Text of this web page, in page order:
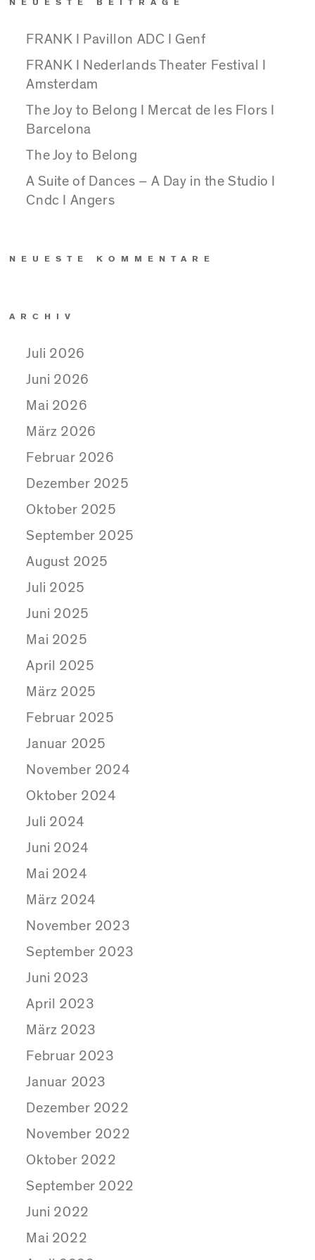
NEUESTE BEITRÄGE
FRANK I Pavillon ADC I Genf
FRANK I Nederlands Theater Festival I
Amsterdam
The Joy to Belong I Mercat de les Flors I
Barcelona
The Joy to Belong
A Suite of Dances – A Day in the Studio I
Cndc I Angers
NEUESTE KOMMENTARE
ARCHIV
Juli 2026
Juni 2026
Mai 2026
März 2026
Februar 2026
Dezember 2025
Oktober 2025
September 2025
August 2025
Juli 2025
Juni 2025
Mai 2025
April 2025
März 2025
Februar 2025
Januar 2025
November 2024
Oktober 2024
Juli 2024
Juni 2024
Mai 2024
März 2024
November 2023
September 2023
Juni 2023
April 2023
März 2023
Februar 2023
Januar 2023
Dezember 2022
November 2022
Oktober 2022
September 2022
Juni 2022
Mai 2022